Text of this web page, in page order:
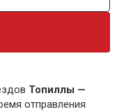
Топиллы —
отправления